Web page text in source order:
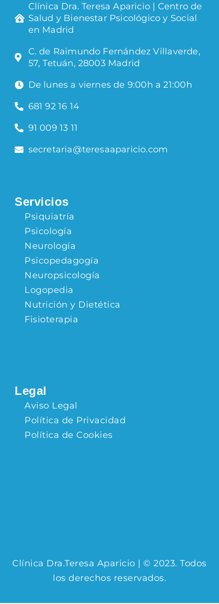
Clínica Dra. Teresa Aparicio | Centro de
Salud y Bienestar Psicológico y Social
en Madrid
C. de Raimundo Fernández Villaverde,
57, Tetuán, 28003 Madrid
De lunes a viernes de 9:00h a 21:00h
681 92 16 14
91 009 13 11
secretaria@teresaaparicio.com
Servicios
Psiquiatría
Psicología
Neurología
Psicopedagogía
Neuropsicología
Logopedia
Nutrición y Dietética
Fisioterapia
Legal
Aviso Legal
Política de Privacidad
Política de Cookies
Clínica Dra.Teresa Aparicio | © 2023. Todos
los derechos reservados.